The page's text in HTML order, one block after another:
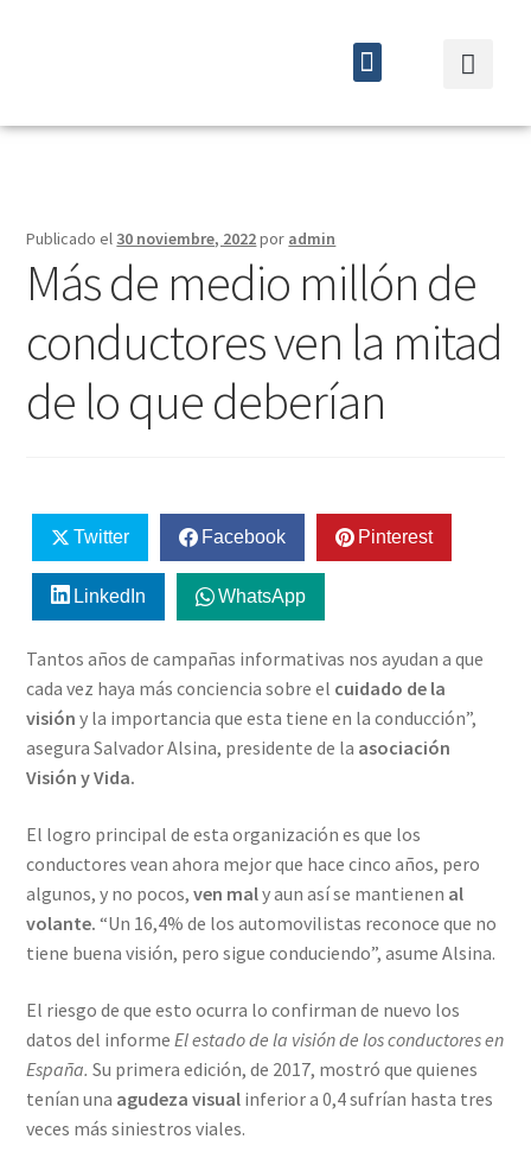
Publicado el 30 noviembre, 2022por admin
Más de medio millón de
conductores ven la mitad
de lo que deberían
Twitter Facebook Pinterest
LinkedIn WhatsApp
Tantos años de campañas informativas nos ayudan a que
cada vez haya más conciencia sobre el cuidado de la
visión y la importancia que esta tiene en la conducción”,
asegura Salvador Alsina, presidente de la asociación
Visión y Vida.
El logro principal de esta organización es que los
conductores vean ahora mejor que hace cinco años, pero
algunos, y no pocos, ven maly aun así se mantienen al
volante. “Un 16,4% de los automovilistas reconoce que no
tiene buena visión, pero sigue conduciendo”, asume Alsina.
El riesgo de que esto ocurra lo confirman de nuevo los
datos del informe El estado de la visión de los conductores en
España.Su primera edición, de 2017, mostró que quienes
tenían una agudeza visual inferior a 0,4 sufrían hasta tres
veces más siniestros viales.